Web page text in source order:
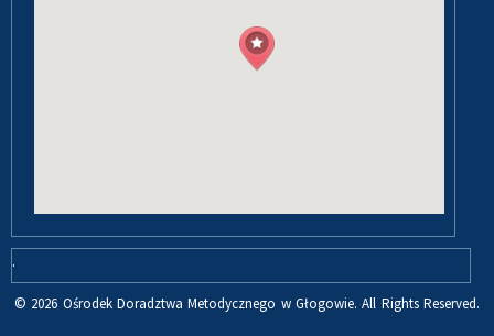
.
© 2026 Ośrodek Doradztwa Metodycznego w Głogowie. All Rights Reserved.